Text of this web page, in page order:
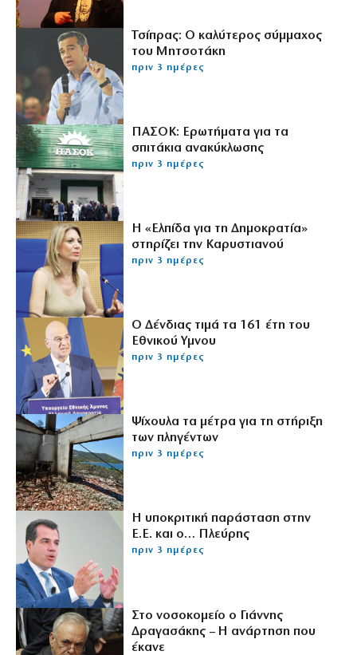
Τσίπρας: Ο καλύτερος σύμμαχος
του Μητσοτάκη
πριν 3 ημέρες
ΠΑΣΟΚ: Ερωτήματα για τα
σπιτάκια ανακύκλωσης
πριν 3 ημέρες
Η «Ελπίδα για τη Δημοκρατία»
στηρίζει την Καρυστιανού
πριν 3 ημέρες
Ο Δένδιας τιμά τα 161 έτη του
Εθνικού Υμνου
πριν 3 ημέρες
Ψίχουλα τα μέτρα για τη στήριξη
των πληγέντων
πριν 3 ημέρες
Η υποκριτική παράσταση στην
Ε.Ε. και ο… Πλεύρης
πριν 3 ημέρες
Στο νοσοκομείο ο Γιάννης
Δραγασάκης – Η ανάρτηση που
έκανε